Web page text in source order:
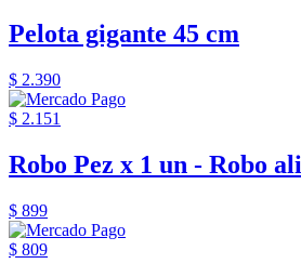
Pelota gigante 45 cm
$ 2.390
$ 2.151
Robo Pez x 1 un - Robo
$ 899
$ 809